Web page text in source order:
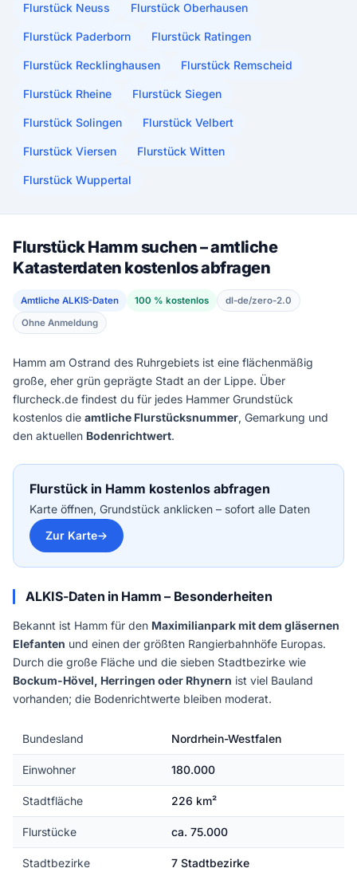
Flurstück Neuss Flurstück Oberhausen
Flurstück Paderborn Flurstück Ratingen
Flurstück Recklinghausen Flurstück Remscheid
Flurstück Rheine Flurstück Siegen
Flurstück Solingen Flurstück Velbert
Flurstück Viersen Flurstück Witten
Flurstück Wuppertal
Flurstück Hamm suchen – amtliche
Katasterdaten kostenlos abfragen
Amtliche ALKIS-Daten 100 % kostenlos
dl-de/zero-2.0
Ohne Anmeldung
Hamm am Ostrand des Ruhrgebiets ist eine flächenmäßig
große, eher grün geprägte Stadt an der Lippe. Über
flurcheck.de findest du für jedes Hammer Grundstück
kostenlos die amtliche Flurstücksnummer, Gemarkung und
den aktuellen Bodenrichtwert.
Flurstück in Hamm kostenlos abfragen
Karte öffnen, Grundstück anklicken – sofort alle Daten
Zur Karte
ALKIS-Daten in Hamm – Besonderheiten
Bekannt ist Hamm für den Maximilianpark mit dem gläsernen
Elefanten und einen der größten Rangierbahnhöfe Europas.
Durch die große Fläche und die sieben Stadtbezirke wie
Bockum-Hövel, Herringen oder Rhynern ist viel Bauland
vorhanden; die Bodenrichtwerte bleiben moderat.
Bundesland Nordrhein-Westfalen
Einwohner 180.000
Stadtfläche 226 km²
Flurstücke ca. 75.000
Stadtbezirke 7 Stadtbezirke